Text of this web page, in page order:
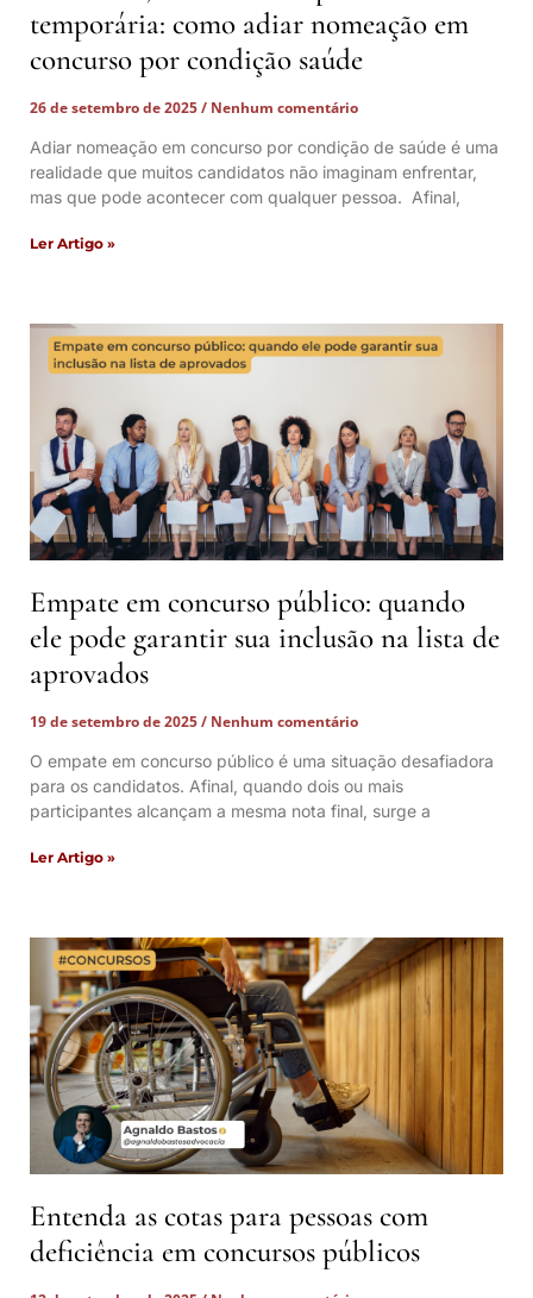
temporária: como adiar nomeação em
concurso por condição saúde
26 de setembro de 2025
Nenhum comentário
Adiar nomeação em concurso por condição de saúde é uma
realidade que muitos candidatos não imaginam enfrentar,
mas que pode acontecer com qualquer pessoa. Afinal,
Ler Artigo »
Empate em concurso público: quando
ele pode garantir sua inclusão na lista de
aprovados
19 de setembro de 2025
Nenhum comentário
O empate em concurso público é uma situação desafiadora
para os candidatos. Afinal, quando dois ou mais
participantes alcançam a mesma nota final, surge a
Ler Artigo »
Entenda as cotas para pessoas com
deficiência em concursos públicos